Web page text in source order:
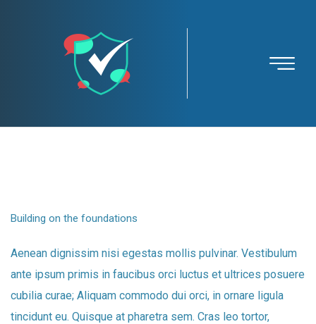
Building on the foundations
Aenean dignissim nisi egestas mollis pulvinar. Vestibulum
ante ipsum primis in faucibus orci luctus et ultrices posuere
cubilia curae; Aliquam commodo dui orci, in ornare ligula
tincidunt eu. Quisque at pharetra sem. Cras leo tortor,